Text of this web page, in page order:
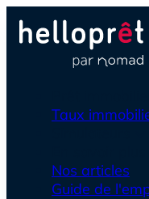
Taux
Nos articles
Guide de